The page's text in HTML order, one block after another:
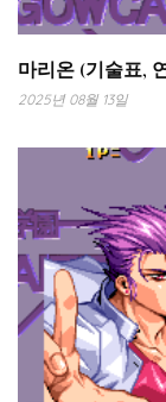
마리온 (기술표,
2025년 08월 13일